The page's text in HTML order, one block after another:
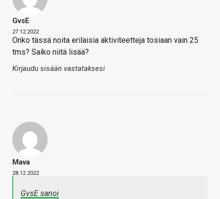
GvsE
27.12.2022
Onko tässä noita erilaisia aktiviteetteja tosiaan vain 25
tms? Saiko niitä lisää?
Kirjaudu sisään vastataksesi
Mava
28.12.2022
GvsE sanoi